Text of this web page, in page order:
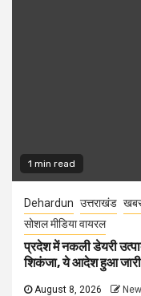
1 min read
Dehardun उत्तराखंड
सोशल मीडिया वायरल
प्रदेश में नकली डेयरी
शिकंजा, ये आदेश हुआ जारी
August 8, 2026